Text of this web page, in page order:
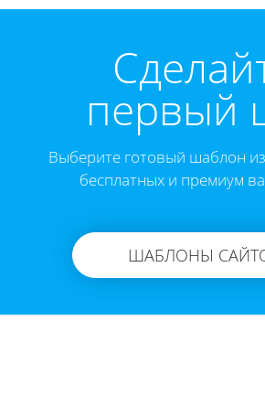
первый
Выберите готовый шаблон
бесплатных и премиум
ШАБЛОНЫ